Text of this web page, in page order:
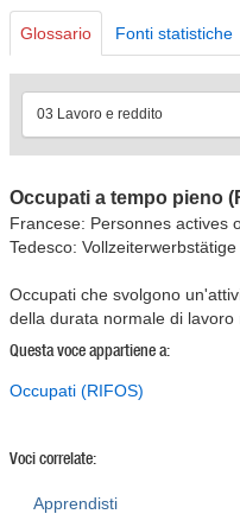
Glossario Fonti statistiche
03 Lavoro e reddito
Occupati a tempo pieno
Francese: Personnes actives
Tedesco: Vollzeiterwerbstätige
Occupati che svolgono
della durata normale di lavoro
Questa voce appartiene a:
Occupati (RIFOS)
Voci correlate:
Apprendisti